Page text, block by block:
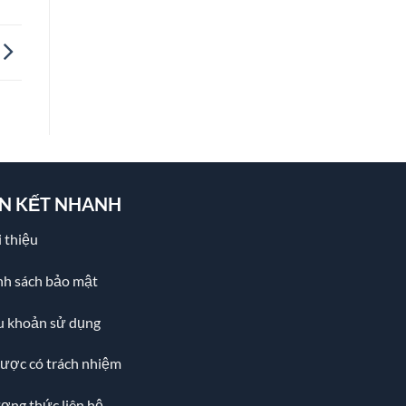
KẾT NHANH
thiệu
sách bảo mật
khoản sử dụng
có trách nhiệm